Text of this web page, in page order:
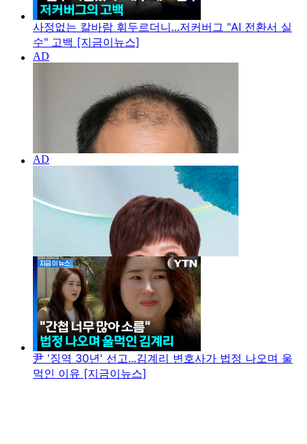
사정없는 칼바람 휘두르더니...저커버그 "AI 전환서 실
수" 고백 [지금이뉴스]
尹 '징역 30년' 선고...김계리 변호사가 법정 나오며 울
먹인 이유 [지금이뉴스]